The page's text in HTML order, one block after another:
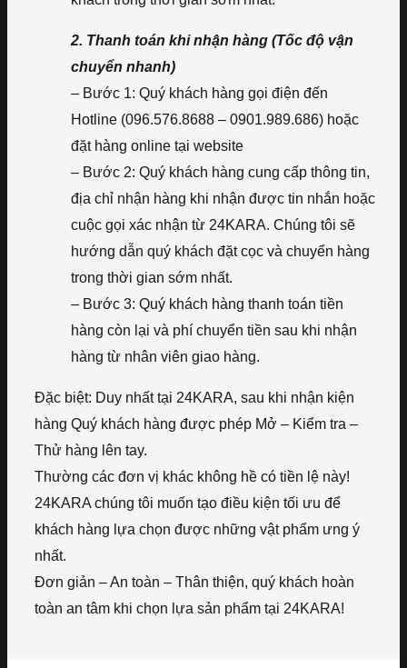
2. Thanh toán khi nhận hàng (Tốc độ vận
chuyển nhanh)
– Bước 1: Quý khách hàng gọi điện đến
Hotline (096.576.8688 – 0901.989.686) hoặc
đặt hàng online tại website
– Bước 2: Quý khách hàng cung cấp thông tin,
địa chỉ nhận hàng khi nhận được tin nhắn hoặc
cuộc gọi xác nhận từ 24KARA. Chúng tôi sẽ
hướng dẫn quý khách đặt cọc và chuyển hàng
trong thời gian sớm nhất.
– Bước 3: Quý khách hàng thanh toán tiền
hàng còn lại và phí chuyển tiền sau khi nhận
hàng từ nhân viên giao hàng.
Đặc biệt: Duy nhất tại 24KARA, sau khi nhận kiện
hàng Quý khách hàng được phép Mở – Kiểm tra –
Thử hàng lên tay.
Thường các đơn vị khác không hề có tiền lệ này!
24KARA chúng tôi muốn tạo điều kiện tối ưu để
khách hàng lựa chọn được những vật phẩm ưng ý
nhất.
Đơn giản – An toàn – Thân thiện, quý khách hoàn
toàn an tâm khi chọn lựa sản phẩm tại 24KARA!